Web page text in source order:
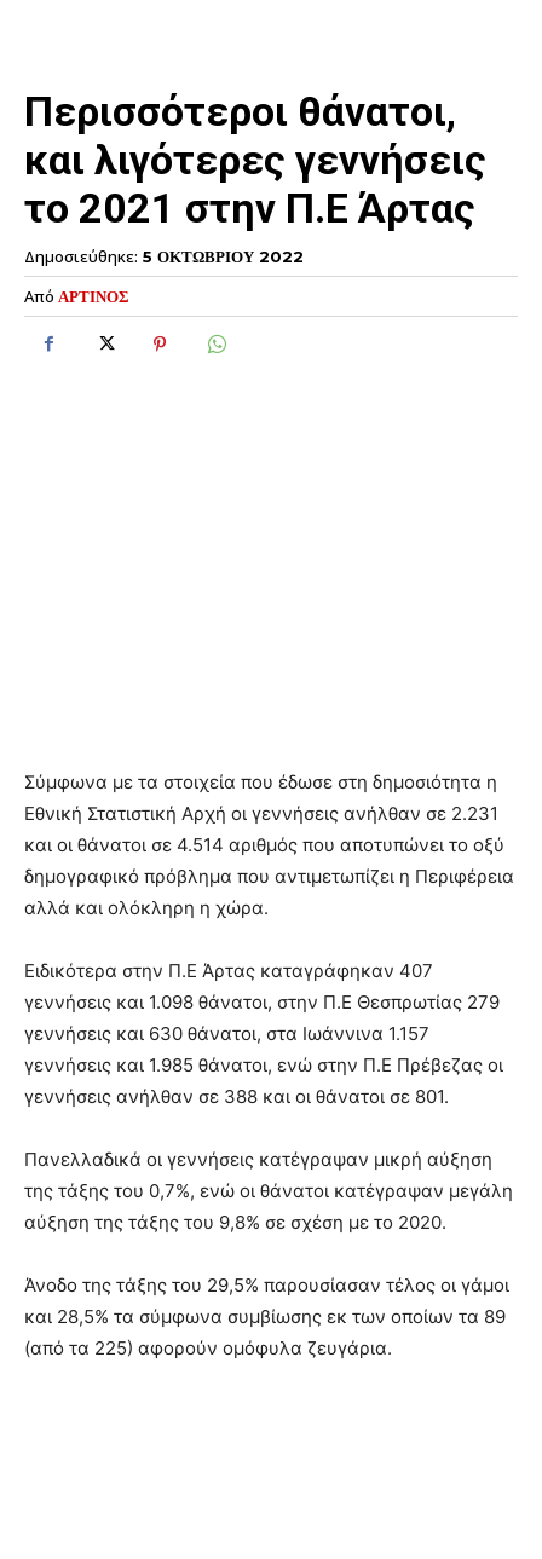
Περισσότεροι θάνατοι,
και λιγότερες γεννήσεις
το 2021 στην Π.Ε Άρτας
Δημοσιεύθηκε: 5 ΟΚΤΩΒΡΙΟΥ 2022
Από ΑΡΤΙΝΟΣ
Σύμφωνα με τα στοιχεία που έδωσε στη δημοσιότητα η
Εθνική Στατιστική Αρχή οι γεννήσεις ανήλθαν σε 2.231
και οι θάνατοι σε 4.514 αριθμός που αποτυπώνει το οξύ
δημογραφικό πρόβλημα που αντιμετωπίζει η Περιφέρεια
αλλά και ολόκληρη η χώρα.
Ειδικότερα στην Π.Ε Άρτας καταγράφηκαν 407
γεννήσεις και 1.098 θάνατοι, στην Π.Ε Θεσπρωτίας 279
γεννήσεις και 630 θάνατοι, στα Ιωάννινα 1.157
γεννήσεις και 1.985 θάνατοι, ενώ στην Π.Ε Πρέβεζας οι
γεννήσεις ανήλθαν σε 388 και οι θάνατοι σε 801.
Πανελλαδικά οι γεννήσεις κατέγραψαν μικρή αύξηση
της τάξης του 0,7%, ενώ οι θάνατοι κατέγραψαν μεγάλη
αύξηση της τάξης του 9,8% σε σχέση με το 2020.
Άνοδο της τάξης του 29,5% παρουσίασαν τέλος οι γάμοι
και 28,5% τα σύμφωνα συμβίωσης εκ των οποίων τα 89
(από τα 225) αφορούν ομόφυλα ζευγάρια.